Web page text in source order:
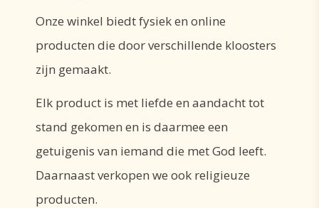
Onze winkel biedt fysiek en online
producten die door verschillende kloosters
zijn gemaakt.
Elk product is met liefde en aandacht tot
stand gekomen en is daarmee een
getuigenis van iemand die met God leeft.
Daarnaast verkopen we ook religieuze
producten.